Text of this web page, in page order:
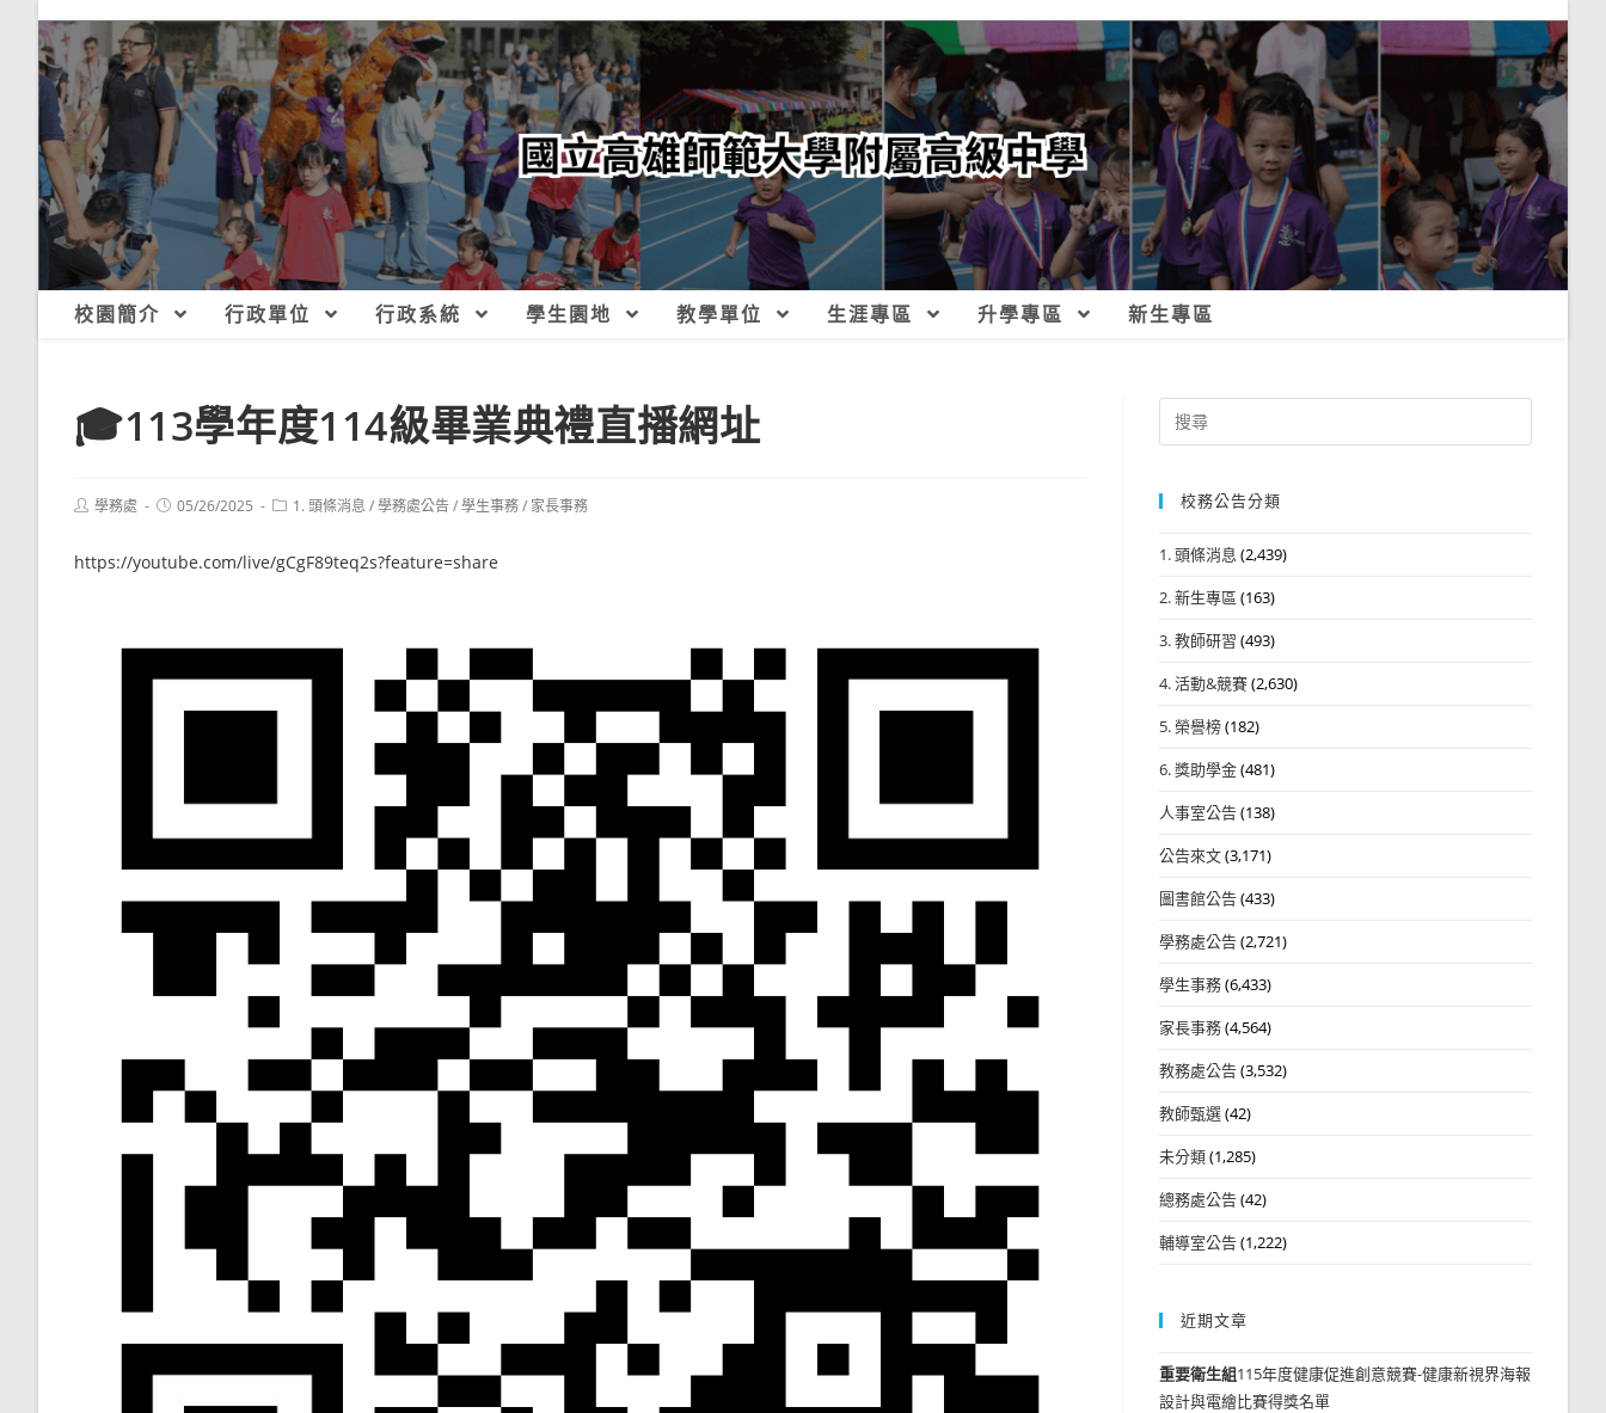
校園簡介 行政單位 行政系統 學生園地 教學單位 生涯專區 升學專區 新生專區
🎓113學年度114級畢業典禮直播網址
Post學務處
Post05/26/2025
Post1. 頭條消息 /學務處公告/學生事務/ 家長事務
https://youtube.com/live/gCgF89teq2s?feature=share
Search
for:
校務公告分類
1. 頭條消息 (2,439)
2. 新生專區 (163)
3. 教師研習 (493)
4. 活動&競賽(2,630)
5. 榮譽榜(182)
6. 獎助學金(481)
人事室公告(138)
公告來文(3,171)
圖書館公告(433)
學務處公告(2,721)
學生事務(6,433)
家長事務(4,564)
教務處公告(3,532)
教師甄選(42)
未分類(1,285)
總務處公告(42)
輔導室公告(1,222)
近期文章
重要衛生組115年度健康促進創意競賽-健康新視界海報
設計與電繪比賽得獎名單